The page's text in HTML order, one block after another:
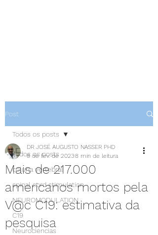
Post
Todos os posts
coluna vertebral
spinal cord stimulation
NEUROMODULATION
C19
Neurociencias
Todos os posts
Mais de 217.000
americanos mortos pela
V@c C19: estimativa da
pesquisa
DR JOSÉ AUGUSTO NASSER PHD
8 de fev. de 20238 min de leitura